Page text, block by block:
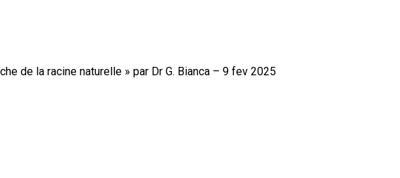
de la racine naturelle » par Dr G. Bianca – 9 fev 2025